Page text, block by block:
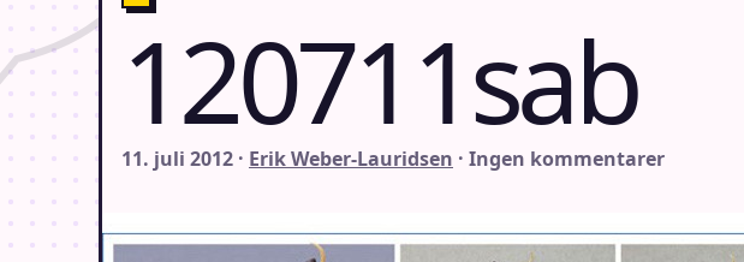
120711sab
11. juli 2012 · Erik Weber-Lauridsen · Ingen kommentarer